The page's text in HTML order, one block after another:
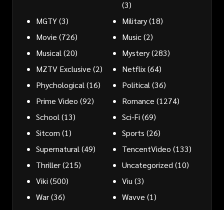
(3)
MGTY(3) Military(18)
Movie (726) Music(2)
Musical (20) Mystery(283)
MZTV Exclusive (2) Netflix(64)
Phychological (16) Political (36)
Prime Video (92) Romance (1274)
School (13) Sci-Fi (69)
Sitcom (1) Sports (26)
Supernatural (49) TencentVideo (133)
Thriller(215) Uncategorized (10)
Viki (500) Viu (3)
War(36) Wavve (1)